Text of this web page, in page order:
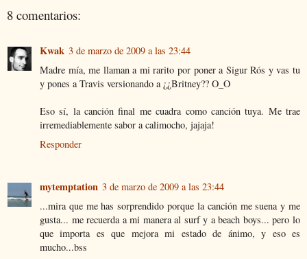
8 comentarios:
Kwak 3 de marzo de 2009 a las 23:44
Madre mía, me llaman a mi rarito por poner a Sigur Rós y vas tu
y pones a Travis versionando a ¿¿Britney?? O_O
Eso sí, la canción final me cuadra como canción tuya. Me trae
irremediablemente sabor a calimocho, jajaja!
Responder
mytemptation 3 de marzo de 2009 a las 23:44
...mira que me has sorprendido porque la canción me suena y me
gusta... me recuerda a mi manera al surf y a beach boys... pero lo
que importa es que mejora mi estado de ánimo, y eso es
mucho...bss